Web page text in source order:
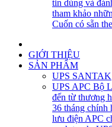
tin dùng và
tham khảo
Cuốn có sẵn
GIỚI THIỆU
SẢN PHẨM
UPS SANTAK
UPS APC Bộ
đến từ thương
36 tháng chính
lưu điện APC